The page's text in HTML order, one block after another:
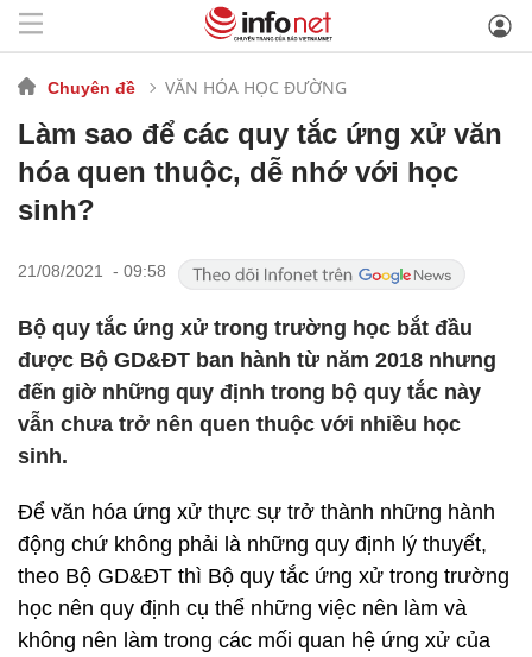
Chuyên đề VĂN HÓA HỌC ĐƯỜNG
Làm sao để các quy tắc ứng xử văn
hóa quen thuộc, dễ nhớ với học
sinh?
21/08/2021 - 09:58
Bộ quy tắc ứng xử trong trường học bắt đầu
được Bộ GD&ĐT ban hành từ năm 2018 nhưng
đến giờ những quy định trong bộ quy tắc này
vẫn chưa trở nên quen thuộc với nhiều học
sinh.
Để văn hóa ứng xử thực sự trở thành những hành
động chứ không phải là những quy định lý thuyết,
theo Bộ GD&ĐT thì Bộ quy tắc ứng xử trong trường
học nên quy định cụ thể những việc nên làm và
không nên làm trong các mối quan hệ ứng xử của